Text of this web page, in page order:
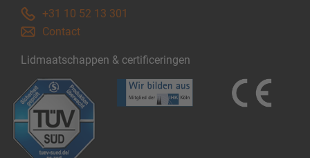
+31 10 52 13 301
Contact
Lidmaatschappen & certificeringen